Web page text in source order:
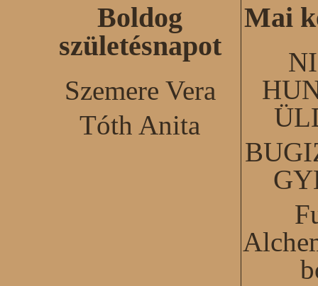
Boldog
születésnapot
Szemere Vera
Tóth Anita
Mai